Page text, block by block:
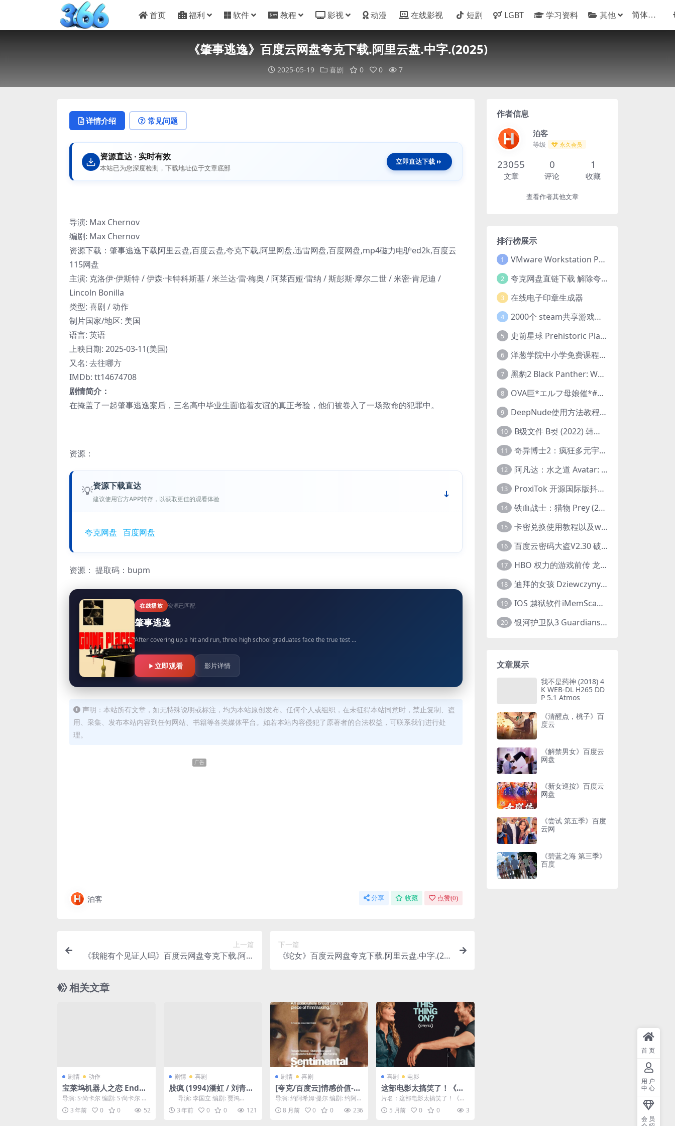
首页 福利 软件 教程 影视 动漫 在线影视 短剧 LGBT 学习资料 其他
《肇事逃逸》百度云网盘夸克下载.阿里云盘.中字.(2025)
2025-05-19 喜剧 0 0 7
详情介绍 常见问题
资源直达 · 实时有效
本站已为您深度检测，下载地址位于文章底部
立即直达下载
导演: Max Chernov
编剧: Max Chernov
资源下载：肇事逃逸下载阿里云盘,百度云盘,夸克下载,阿里网盘,迅雷网盘,百度网盘,mp4磁力电驴ed2k,百度云
115网盘
主演: 克洛伊·伊斯特 / 伊森·卡特科斯基 / 米兰达·雷·梅奥 / 阿莱西娅·雷纳 / 斯彭斯·摩尔二世 / 米密·肯尼迪 /
Lincoln Bonilla
类型: 喜剧 / 动作
制片国家/地区: 美国
语言: 英语
上映日期: 2025-03-11(美国)
又名: 去往哪方
IMDb: tt14674708
剧情简介：
在掩盖了一起肇事逃逸案后，三名高中毕业生面临着友谊的真正考验，他们被卷入了一场致命的犯罪中。
资源：
💡资源下载直达
建议使用官方APP转存，以获取更佳的观看体验
夸克网盘 百度网盘
资源： 提取码：bupm
在线播放 资源已匹配
肇事逃逸
After covering up a hit and run, three high school graduates face the true test …
立即观看 影片详情
声明：本站所有文章，如无特殊说明或标注，均为本站原创发布。任何个人或组织，在未征得本站同意时，禁止复制、盗
用、采集、发布本站内容到任何网站、书籍等各类媒体平台。如若本站内容侵犯了原著者的合法权益，可联系我们进行处
理。
广告
泊客 分享 收藏 点赞(0)
上一篇
《我能有个见证人吗》百度云网盘夸克下载.阿里
下一篇
《蛇女》百度云网盘夸克下载.阿里云盘.中字.(20
相关文章
剧情 动作
宝莱坞机器人之恋 Endhir
an 只分享精品?????
导演: S·尚卡尔 编剧: S·尚卡尔 主
演: 艾西瓦娅·雷 / 拉吉尼坎塔 /...
3 年前 0 0 52
剧情 喜剧
股疯 (1994)潘虹 / 刘青云
/ 王汝刚 / 王华英 / 郭锦恩
剧情 / 喜剧 下载
导演: 李国立 编剧: 贾鸿
源 / 吴...
3 年前 0 0 121
剧情 喜剧
[夸克/百度云]情感价值-20
25-1080P全网高分必看-
剧情 / 喜剧-[挪威]
导演: 约阿希姆·提尔 编剧: 约阿希
姆·提尔 / 埃斯基尔·沃格特 又名:
情...8 月前 0 0 236
喜剧 电影
这部电影太搞笑了！《开
麦了吗？》2025最新美国
喜剧电影全集 夸克网盘限
时分享
片名：这部电影太搞笑了！《开
麦了吗？》2025最新美国喜剧电
影全集 夸克网盘限时...
5 月前 0 0 3
作者信息
泊客
等级 永久会员
23055
文章
0
评论
1
收藏
查看作者其他文章
排行榜展示
1 VMware Workstation Pro 16 永久激活密钥(序列号)
2 夸克网盘直链下载 解除夸克网盘下载限制 油猴脚本
3 在线电子印章生成器
4 2000个 steam共享游戏账号 离线steam账号分享
5 史前星球 Prehistoric Planet (2022) 中字 1080p 高清 阿里云盘 2022.5.27已更新全集
6 洋葱学院中小学免费课程集合 云盘下载
7 黑豹2 Black Panther: Wakanda Forever (2022) 高清版
8 OVA巨*エルフ母娘催*#1エルフの国を蹂*する男。汚された女王と姫
9 DeepNude使用方法教程FAQ
10 B级文件 B컷 (2022) 韩国大尺度剧情电影 1080P 中字
11 奇异博士2：疯狂多元宇宙 Doctor Strange in the Multiverse of Madness (2022) 高清版1080p
12 阿凡达：水之道 Avatar: The Way of Water (2022) 1080p 2k 4k 中文字幕
13 ProxiTok 开源国际版抖音TikTok网页版 国内网络直连
14 铁血战士：猎物 Prey (2022) 中英字幕 1080P
15 卡密兑换使用教程以及windows使用教程
16 百度云密码大盗V2.30 破解分享链接提取码
17 HBO 权力的游戏前传 龙之家族 House of the Dragon (2022) 中字 1080P 更新4集
18 迪拜的女孩 Dziewczyny z Dubaju (2021) 1080P 中字
19 IOS 越狱软件iMemScan version1.2.6 游戏内存修改器
20 银河护卫队3 Guardians of the Galaxy Vol. 3 (2023)4K高清资源1080p只分享精品
文章展示
我不是药神 (2018) 4
K WEB-DL H265 DD
P 5.1 Atmos
《清醒点，桃子》百
度云
《解禁男女》百度云
网盘
《新女巡按》百度云
网盘
《尝试 第五季》百度
云网
《碧蓝之海 第三季》
百度
首页
用户
中心
会员